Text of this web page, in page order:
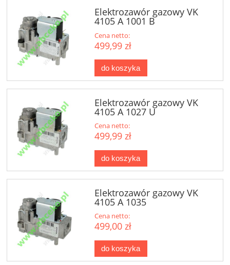
Elektrozawór gazowy VK
4105 A 1001 B
Cena netto:
499,99 zł
do koszyka
Elektrozawór gazowy VK
4105 A 1027 U
Cena netto:
499,99 zł
do koszyka
Elektrozawór gazowy VK
4105 A 1035
Cena netto:
499,00 zł
do koszyka